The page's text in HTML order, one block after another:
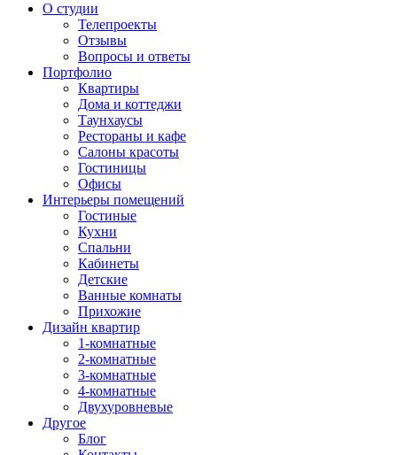
О студии
Телепроекты
Отзывы
Вопросы и ответы
Портфолио
Квартиры
Дома и коттеджи
Таунхаусы
Рестораны и кафе
Салоны красоты
Гостиницы
Офисы
Интерьеры помещений
Гостиные
Кухни
Спальни
Кабинеты
Детские
Ванные комнаты
Прихожие
Дизайн квартир
1-комнатные
2-комнатные
3-комнатные
4-комнатные
Двухуровневые
Другое
Блог